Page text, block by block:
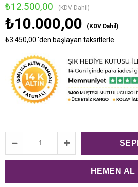
₺12.500,00 (KDV Dahil)
₺10.000,00 (KDV Dahil)
₺3.450,00 'den başlayan taksitlerle